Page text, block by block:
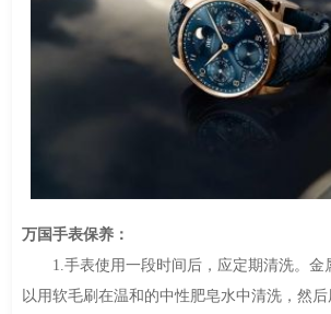
万国手表保养：
1.手表使用一段时间后，应定期清洗。金
以用软毛刷在温和的中性肥皂水中清洗，然